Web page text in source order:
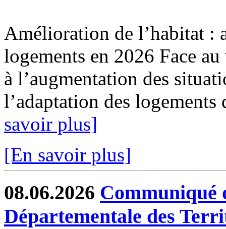
Amélioration de l’habitat :
logements en 2026 Face
à l’augmentation des
l’adaptation des
savoir plus]
[En savoir plus]
08.06.2026 Communiqué
Départementale des